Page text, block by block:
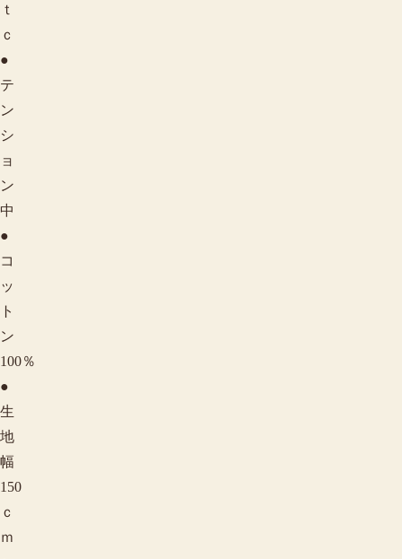
ｔ
ｃ
●
テ
ン
シ
ョ
ン
中
●
コ
ッ
ト
ン
100％
●
生
地
幅
150
ｃ
ｍ